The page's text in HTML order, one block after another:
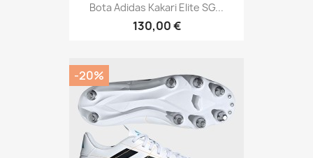
Bota Adidas Kakari Elite SG...
130,00 €
-20%